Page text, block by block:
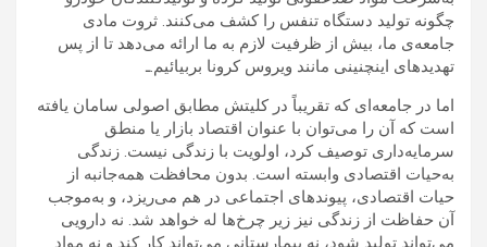
چگونه تولید دستگاه تنفس را کشف می‌کنند. ثروت مادی
جامعه‌ی ما، بیش از ظرفیت لازم به ما ارائه می‌دهد تا از پس
تهدیدهای اینچنینی مانند ویروس کرونا بربیائیم.ـ
اما در جامعه‌ای که تقریباً در کلیتش مطابق اصولی سامان یافته
است که آن را می‌توان با عنوان اقتصاد بازار یا منطق
سرمایه‌داری توصیف کرد، اولویت با زندگی نیست. زندگی
به‌حیات اقتصادی وابسته است. بدون محافظت همه‌جانبه از
حیات اقتصادی، پیوندهای اجتماعی در هم می‌ریزد، و به‌موجب
آن حفاظت از زندگی نیز زیر چرخ‌ها له خواهد شد. نه دارویی
می‌تواند تولید شود، نه بیمارستانی می‌تواند کار کند و نه مواد